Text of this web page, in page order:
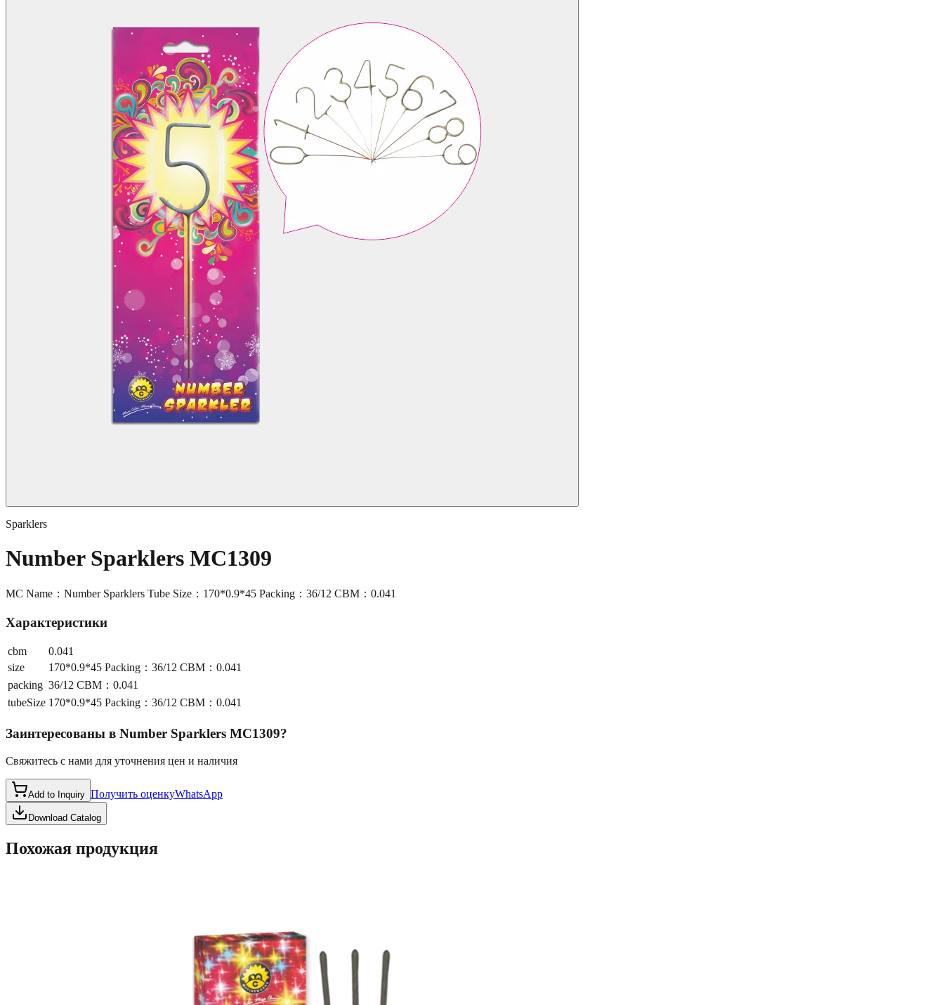
Sparklers
Number Sparklers MC1309
MC Name：Number Sparklers Tube Size：170*0.9*45 Packing：36/12 CBM：0.041
Характеристики
cbm
0.041
size
170*0.9*45 Packing：36/12 CBM：0.041
packing 36/12 CBM：0.041
tubeSize 170*0.9*45 Packing：36/12 CBM：0.041
Заинтересованы в Number Sparklers MC1309?
Свяжитесь с нами для уточнения цен и наличия
Add to Inquiry Получить оценкуWhatsApp
Download Catalog
Похожая продукция